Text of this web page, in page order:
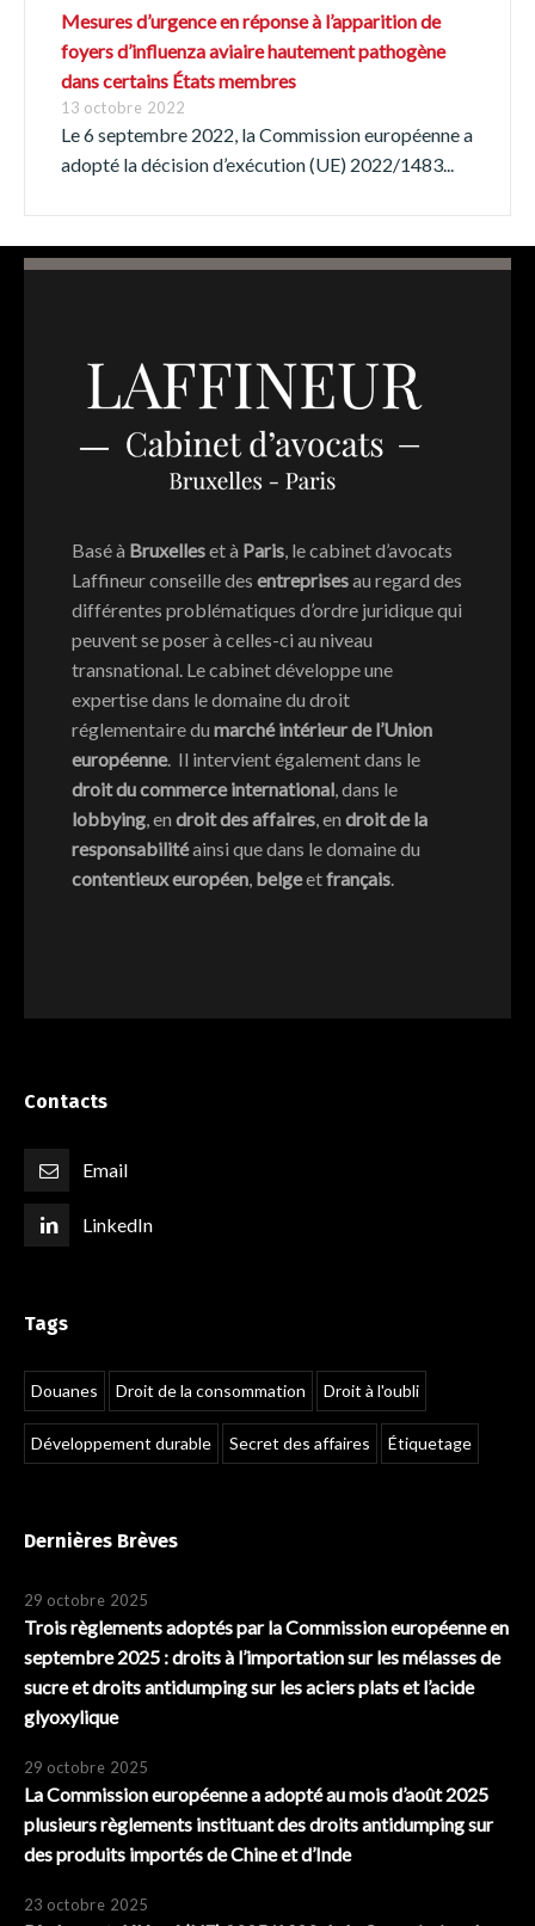
Mesures d’urgence en réponse à l’apparition de
foyers d’influenza aviaire hautement pathogène
dans certains États membres
13 octobre 2022
Le 6 septembre 2022, la Commission européenne a
adopté la décision d’exécution (UE) 2022/1483...
Basé à Bruxelleset à Paris, le cabinet d’avocats
Laffineur conseille des entreprisesau regard des
différentes problématiques d’ordre juridique qui
peuvent se poser à celles-ci au niveau
transnational. Le cabinet développe une
expertise dans le domaine du droit
réglementaire du marché intérieur de l’Union
européenne. Il intervient également dans le
droit du commerce international, dans le
lobbying, en droit des affaires, en droit de la
responsabilitéainsi que dans le domaine du
contentieux européen, belgeetfrançais.
Contacts
Email
LinkedIn
Tags
Douanes Droit de la consommation Droit à l'oubli
Développement durable Secret des affaires Étiquetage
Dernières Brèves
29 octobre 2025
Trois règlements adoptés par la Commission européenne en
septembre 2025 : droits à l’importation sur les mélasses de
sucre et droits antidumping sur les aciers plats et l’acide
glyoxylique
29 octobre 2025
La Commission européenne a adopté au mois d’août 2025
plusieurs règlements instituant des droits antidumping sur
des produits importés de Chine et d’Inde
23 octobre 2025